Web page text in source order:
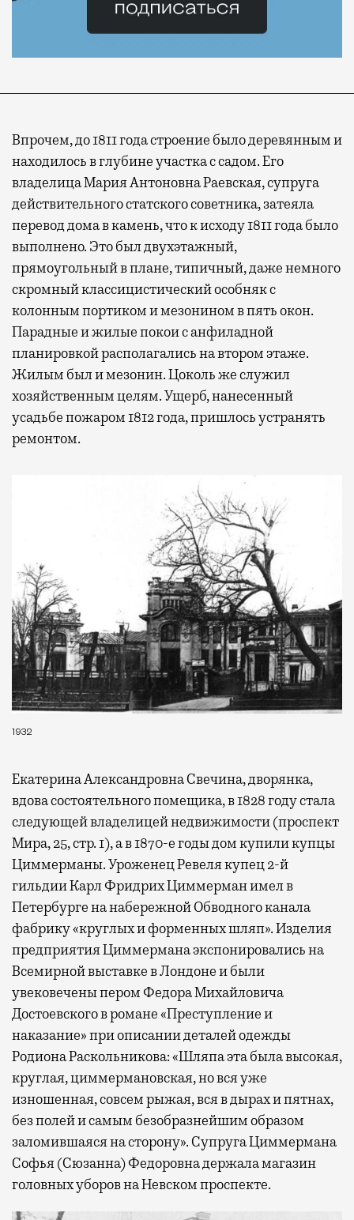
Впрочем, до 1811 года строение было деревянным и
находилось в глубине участка с садом. Его
владелица Мария Антоновна Раевская, супруга
действительного статского советника, затеяла
перевод дома в камень, что к исходу 1811 года было
выполнено. Это был двухэтажный,
прямоугольный в плане, типичный, даже немного
скромный классицистический особняк с
колонным портиком и мезонином в пять окон.
Парадные и жилые покои с анфиладной
планировкой располагались на втором этаже.
Жилым был и мезонин. Цоколь же служил
хозяйственным целям. Ущерб, нанесенный
усадьбе пожаром 1812 года, пришлось устранять
ремонтом.
1932
Екатерина Александровна Свечина, дворянка,
вдова состоятельного помещика, в 1828 году стала
следующей владелицей недвижимости (проспект
Мира, 25, стр. 1), а в 1870-е годы дом купили купцы
Циммерманы. Уроженец Ревеля купец 2-й
гильдии Карл Фридрих Циммерман имел в
Петербурге на набережной Обводного канала
фабрику «круглых и форменных шляп». Изделия
предприятия Циммермана экспонировались на
Всемирной выставке в Лондоне и были
увековечены пером Федора Михайловича
Достоевского в романе «Преступление и
наказание» при описании деталей одежды
Родиона Раскольникова: «Шляпа эта была высокая,
круглая, циммермановская, но вся уже
изношенная, совсем рыжая, вся в дырах и пятнах,
без полей и самым безобразнейшим образом
заломившаяся на сторону». Супруга Циммермана
Софья (Сюзанна) Федоровна держала магазин
головных уборов на Невском проспекте.